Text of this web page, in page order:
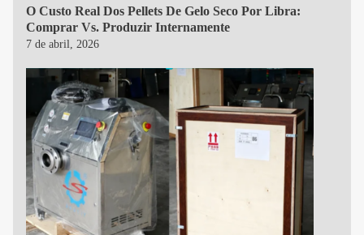
O Custo Real Dos Pellets De Gelo Seco Por Libra:
Comprar Vs. Produzir Internamente
7 de abril, 2026